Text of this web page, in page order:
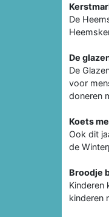
De
De
De
voor
doneren
Koets
Ook dit
de
Broodje
Kinderen
kinderen